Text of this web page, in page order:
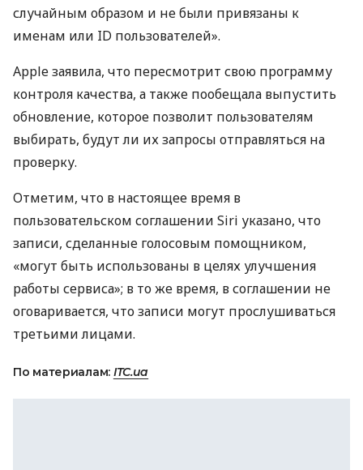
случайным образом и не были привязаны к
именам или ID пользователей».
Apple заявила, что пересмотрит свою программу
контроля качества, а также пообещала выпустить
обновление, которое позволит пользователям
выбирать, будут ли их запросы отправляться на
проверку.
Отметим, что в настоящее время в
пользовательском соглашении Siri указано, что
записи, сделанные голосовым помощником,
«могут быть использованы в целях улучшения
работы сервиса»; в то же время, в соглашении не
оговаривается, что записи могут прослушиваться
третьими лицами.
По материалам: ITC.ua